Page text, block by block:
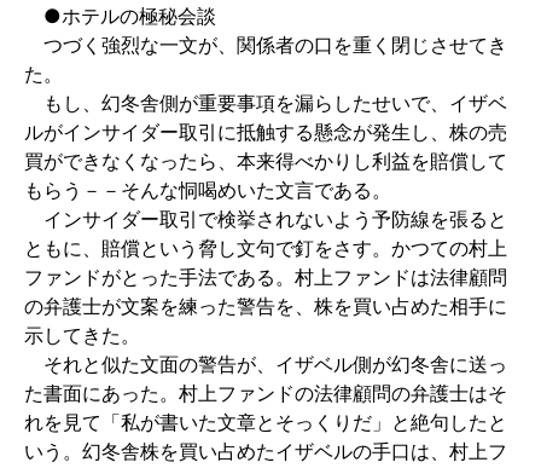
●ホテルの極秘会談
つづく強烈な一文が、関係者の口を重く閉じさせてき
た。
もし、幻冬舎側が重要事項を漏らしたせいで、イザベ
ルがインサイダー取引に抵触する懸念が発生し、株の売
買ができなくなったら、本来得べかりし利益を賠償して
もらう－－そんな恫喝めいた文言である。
インサイダー取引で検挙されないよう予防線を張ると
ともに、賠償という脅し文句で釘をさす。かつての村上
ファンドがとった手法である。村上ファンドは法律顧問
の弁護士が文案を練った警告を、株を買い占めた相手に
示してきた。
それと似た文面の警告が、イザベル側が幻冬舎に送っ
た書面にあった。村上ファンドの法律顧問の弁護士はそ
れを見て「私が書いた文章とそっくりだ」と絶句したと
いう。幻冬舎株を買い占めたイザベルの手口は、村上フ